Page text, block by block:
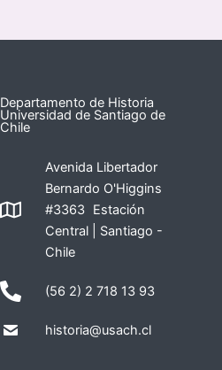
Departamento de Historia
Universidad de Santiago de
Chile
Avenida Libertador
Bernardo O'Higgins
#3363 Estación
Central | Santiago -
Chile
(56 2) 2 718 13 93
historia@usach.cl